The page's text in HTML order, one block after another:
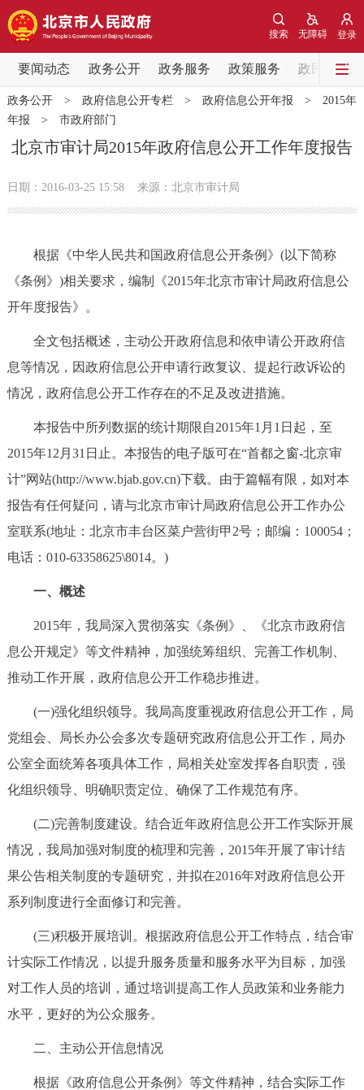
登录
无障碍
搜索
要闻动态 政务公开 政务服务 政策服务 政民互动
要闻动态
党中央精神 国务院信息 中央部委动态
北京要闻 会议信息 部门动态
各区热点
市领导 机构职能 政策服务
政策兑现 政策解读 回应关切
决策公开 专题公开
政务服务
便民服务 利企服务 投资项目
中介服务 阳光政务
12345网上接诉即办 我要咨询 我要建议
走进北京
绿色北京 图说北京 视频北京
多语种
ENGLISH 한국어
DEUTSCH FRANÇAIS РУССКИЙ ЯЗЫК
ITALIANO
政务公开> 政府信息公开专栏> 政府信息公开年报 > 2015年
年报 > 市政府部门
北京市审计局2015年政府信息公开工作年度报告
日期：2016-03-25 15:58 来源：北京市审计局
根据《中华人民共和国政府信息公开条例》(以下简称
《条例》)相关要求，编制《2015年北京市审计局政府信息公
开年度报告》。
全文包括概述，主动公开政府信息和依申请公开政府信
息等情况，因政府信息公开申请行政复议、提起行政诉讼的
情况，政府信息公开工作存在的不足及改进措施。
本报告中所列数据的统计期限自2015年1月1日起，至
2015年12月31日止。本报告的电子版可在“首都之窗-北京审
计”网站(http://www.bjab.gov.cn)下载。由于篇幅有限，如对本
报告有任何疑问，请与北京市审计局政府信息公开工作办公
室联系(地址：北京市丰台区菜户营街甲2号；邮编：100054；
电话：010-63358625\8014。)
一、概述
2015年，我局深入贯彻落实《条例》、《北京市政府信
息公开规定》等文件精神，加强统筹组织、完善工作机制、
推动工作开展，政府信息公开工作稳步推进。
(一)强化组织领导。我局高度重视政府信息公开工作，局
党组会、局长办公会多次专题研究政府信息公开工作，局办
公室全面统筹各项具体工作，局相关处室发挥各自职责，强
化组织领导、明确职责定位、确保了工作规范有序。
(二)完善制度建设。结合近年政府信息公开工作实际开展
情况，我局加强对制度的梳理和完善，2015年开展了审计结
果公告相关制度的专题研究，并拟在2016年对政府信息公开
系列制度进行全面修订和完善。
(三)积极开展培训。根据政府信息公开工作特点，结合审
计实际工作情况，以提升服务质量和服务水平为目标，加强
对工作人员的培训，通过培训提高工作人员政策和业务能力
水平，更好的为公众服务。
二、主动公开信息情况
根据《政府信息公开条例》等文件精神，结合实际工作